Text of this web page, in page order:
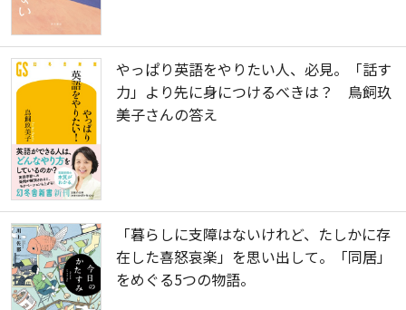
やっぱり英語をやりたい人、必見。「話す
力」より先に身につけるべきは？ 鳥飼玖
美子さんの答え
「暮らしに支障はないけれど、たしかに存
在した喜怒哀楽」を思い出して。「同居」
をめぐる5つの物語。